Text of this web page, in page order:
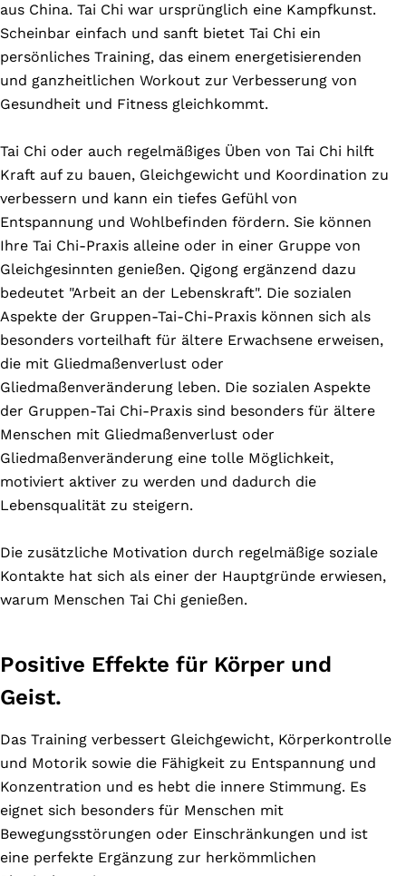
aus China. Tai Chi war ursprünglich eine Kampfkunst.
Scheinbar einfach und sanft bietet Tai Chi ein
persönliches Training, das einem energetisierenden
und ganzheitlichen Workout zur Verbesserung von
Gesundheit und Fitness gleichkommt.
Tai Chi oder auch regelmäßiges Üben von Tai Chi hilft
Kraft auf zu bauen, Gleichgewicht und Koordination zu
verbessern und kann ein tiefes Gefühl von
Entspannung und Wohlbefinden fördern. Sie können
Ihre Tai Chi-Praxis alleine oder in einer Gruppe von
Gleichgesinnten genießen. Qigong ergänzend dazu
bedeutet "Arbeit an der Lebenskraft". Die sozialen
Aspekte der Gruppen-Tai-Chi-Praxis können sich als
besonders vorteilhaft für ältere Erwachsene erweisen,
die mit Gliedmaßenverlust oder
Gliedmaßenveränderung leben. Die sozialen Aspekte
der Gruppen-Tai Chi-Praxis sind besonders für ältere
Menschen mit Gliedmaßenverlust oder
Gliedmaßenveränderung eine tolle Möglichkeit,
motiviert aktiver zu werden und dadurch die
Lebensqualität zu steigern.
Die zusätzliche Motivation durch regelmäßige soziale
Kontakte hat sich als einer der Hauptgründe erwiesen,
warum Menschen Tai Chi genießen.
Positive Effekte für Körper und
Geist.
Das Training verbessert Gleichgewicht, Körperkontrolle
und Motorik sowie die Fähigkeit zu Entspannung und
Konzentration und es hebt die innere Stimmung. Es
eignet sich besonders für Menschen mit
Bewegungsstörungen oder Einschränkungen und ist
eine perfekte Ergänzung zur herkömmlichen